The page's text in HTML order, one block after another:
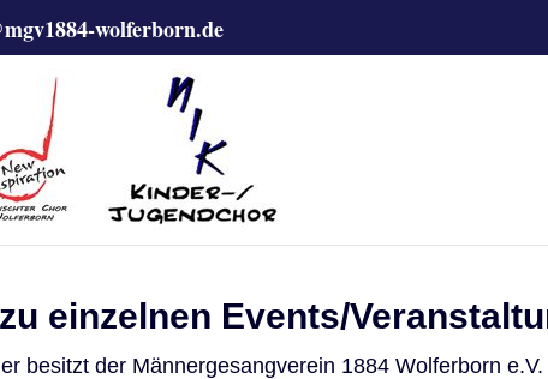
wolferborn.de
einzelnen Events/
besitzt der Männergesangverein 1884 Wolferborn